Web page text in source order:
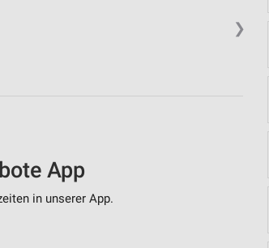
❯
App
in unserer App.